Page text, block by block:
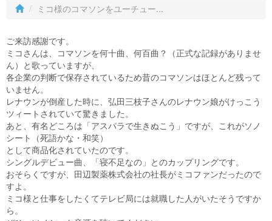
ミコ様のコマソンをユーチュー...
ご来訪感謝です。
ミコさんは、コマソンを何十曲、何百曲？（正式な記録がありませ
ん）と歌っていますが、
各企業の判断で保存されているため昔のコマソンはほとんど残って
いません。
レナウンが倒産した時に、弘田三枝子さんのレナウン娘がけっこう
ツィートされていて驚きました。
あと、有名どころは「アスパラで生きぬこう」ですが、これがソノ
シート（死語かな・和笑）
として商品化されていたのです。
シングルデビュー曲、「寝不足なの」とのカップリングです。
おそらくですが、田辺製薬株式会社の社長がミコファンだったので
すよ。
ミコ様と仕事をしたくてテレビ局には就職した人がいたそうですか
ら。